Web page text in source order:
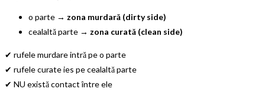
o parte → zona murdară (dirty side)
cealaltă parte → zona curată (clean side)
✔ rufele murdare intră pe o parte
✔ rufele curate ies pe cealaltă parte
✔ NU există contact între ele